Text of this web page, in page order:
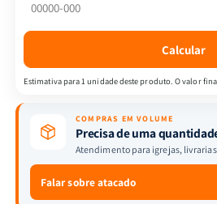
e
Hipergigante
&amp;
Full
|
Pink
Hipergigante
&amp;
|
Full
Color
Pink
Calcular
Estimativa para 1 unidade deste produto. O valor
COMPRAS EM VOLUME
Precisa de uma
Atendimento para igrejas,
Falar sobre atacado